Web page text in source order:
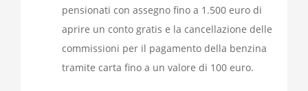
pensionati con assegno fino a 1.500 euro di
aprire un conto gratis e la cancellazione delle
commissioni per il pagamento della benzina
tramite carta fino a un valore di 100 euro.